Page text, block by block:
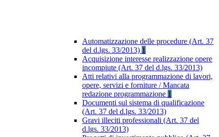
Automatizzazione delle procedure (Art. 37
del d.lgs. 33/2013) 1
Acquisizione interesse realizzazione opere
incompiute (Art. 37 del d.lgs. 33/2013)
Atti relativi alla programmazione di lavori,
opere, servizi e forniture / Mancata
redazione programmazione 1
Documenti sul sistema di qualificazione
(Art. 37 del d.lgs. 33/2013)
Gravi illeciti professionali (Art. 37 del
d.lgs. 33/2013)